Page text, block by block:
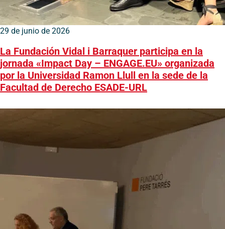
29 de junio de 2026
La Fundación Vidal i Barraquer participa en la
jornada «Impact Day – ENGAGE.EU» organizada
por la Universidad Ramon Llull en la sede de la
Facultad de Derecho ESADE-URL